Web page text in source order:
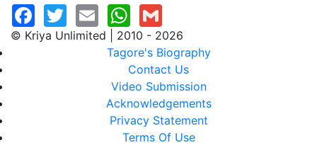
© Kriya Unlimited | 2010 - 2026
Tagore's Biography
Contact Us
Video Submission
Acknowledgements
Privacy Statement
Terms Of Use